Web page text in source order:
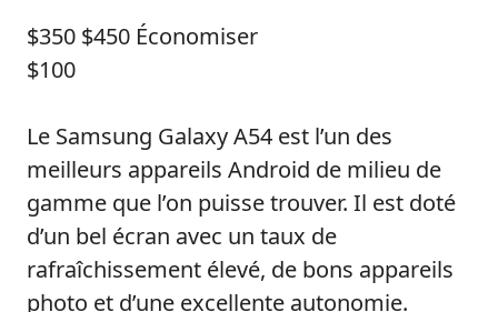
$350 $450 Économiser
$100
Le Samsung Galaxy A54 est l’un des
meilleurs appareils Android de milieu de
gamme que l’on puisse trouver. Il est doté
d’un bel écran avec un taux de
rafraîchissement élevé, de bons appareils
photo et d’une excellente autonomie.